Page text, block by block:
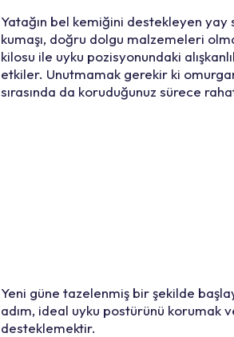
Yatağın bel kemiğini destekleyen
kumaşı, doğru dolgu malzemeleri
kilosu ile uyku pozisyonundaki
etkiler. Unutmamak gerekir ki
sırasında da koruduğunuz sürece
Yeni güne tazelenmiş bir şekilde
adım, ideal uyku postürünü korumak
desteklemektir.